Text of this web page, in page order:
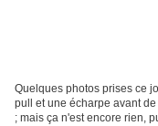
Quelques photos prises ce
pull et une écharpe avant
; mais ça n'est encore rien,